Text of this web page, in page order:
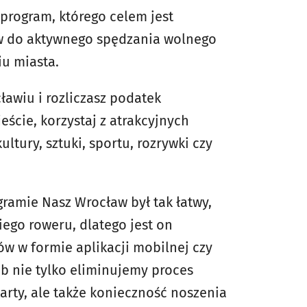
którego celem jest
do aktywnego spędzania wolnego
miasta.
i rozliczasz podatek
korzystaj z atrakcyjnych
sztuki, sportu, rozrywki czy
Nasz Wrocław był tak łatwy,
roweru, dlatego jest on
w formie aplikacji mobilnej czy
nie tylko eliminujemy proces
ale także konieczność noszenia